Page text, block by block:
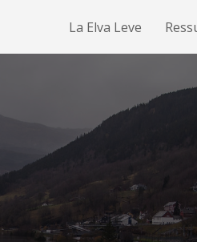
La Elva Leve